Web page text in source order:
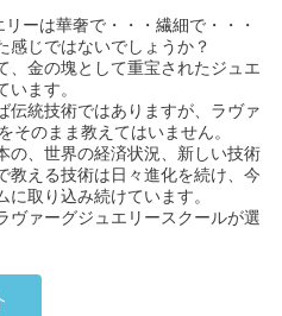
リーは華奢で・・・繊細で・・・
感じではないでしょうか？
、金の塊として重宝されたジュエ
ます。
伝統技術ではありますが、ラヴァ
そのまま教えてはいません。
の、世界の経済状況、新しい技術
教える技術は日々進化を続け、今
取り込み続けています。
ヴァーグジュエリースクールが選